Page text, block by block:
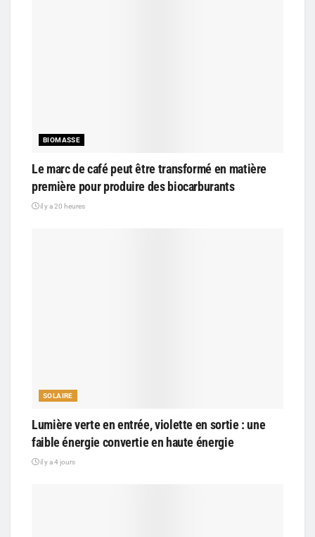
BIOMASSE
Le marc de café peut être transformé en matière
première pour produire des biocarburants
il y a 20 heures
SOLAIRE
Lumière verte en entrée, violette en sortie : une
faible énergie convertie en haute énergie
il y a 4 jours